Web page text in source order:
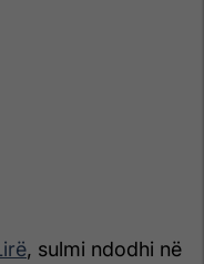
, sulmi ndodhi në